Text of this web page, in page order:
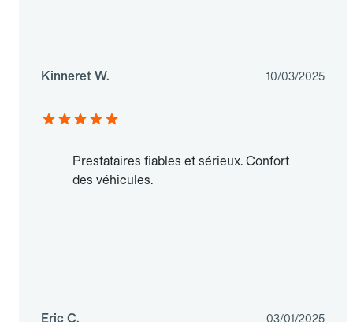
Kinneret W. 10/03/2025
Prestataires fiables et sérieux. Confort
des véhicules.
Eric C. 03/01/2025